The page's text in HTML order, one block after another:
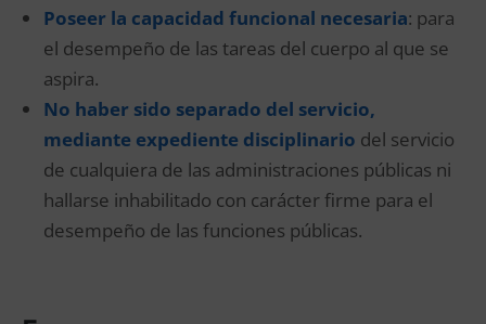
Poseer la capacidad funcional necesaria: para
el desempeño de las tareas del cuerpo al que se
aspira.
No haber sido separado del servicio,
mediante expediente disciplinario del servicio
de cualquiera de las administraciones públicas ni
hallarse inhabilitado con carácter firme para el
desempeño de las funciones públicas.